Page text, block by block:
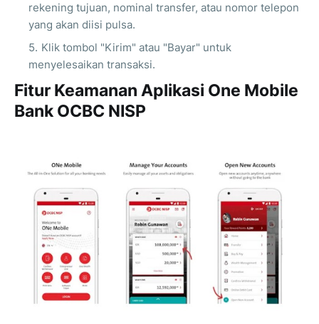
rekening tujuan, nominal transfer, atau nomor telepon
yang akan diisi pulsa.
Klik tombol "Kirim" atau "Bayar" untuk
menyelesaikan transaksi.
Fitur Keamanan Aplikasi One Mobile
Bank OCBC NISP